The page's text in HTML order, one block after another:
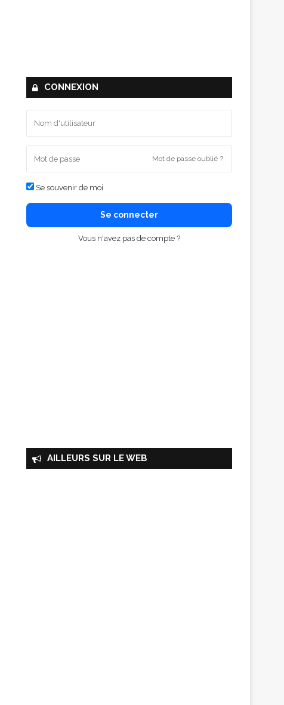
CONNEXION
Mot de passe oublié ?
Se souvenir de moi
Se connecter
Vous n'avez pas de compte ?
AILLEURS SUR LE WEB